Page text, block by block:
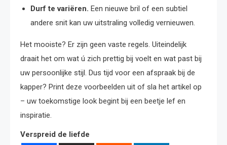
Durf te variëren. Een nieuwe bril of een subtiel
andere snit kan uw uitstraling volledig vernieuwen.
Het mooiste? Er zijn geen vaste regels. Uiteindelijk
draait het om wat ú zich prettig bij voelt en wat past bij
uw persoonlijke stijl. Dus tijd voor een afspraak bij de
kapper? Print deze voorbeelden uit of sla het artikel op
– uw toekomstige look begint bij een beetje lef en
inspiratie.
Verspreid de liefde